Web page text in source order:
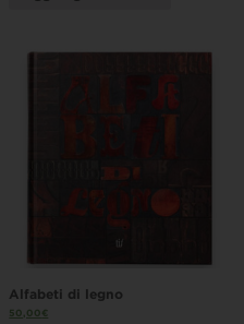
Alfabeti di legno
50,00€